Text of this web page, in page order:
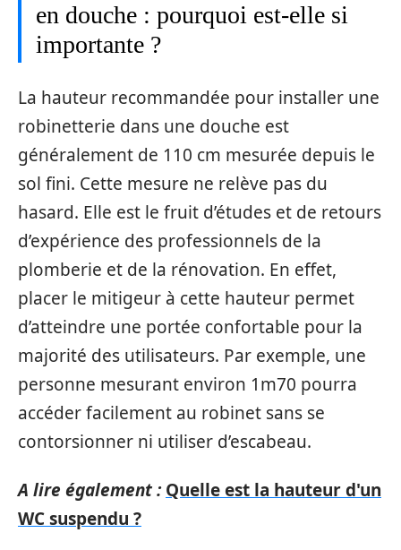
en douche : pourquoi est-elle si
importante ?
La hauteur recommandée pour installer une
robinetterie dans une douche est
généralement de 110 cm mesurée depuis le
sol fini. Cette mesure ne relève pas du
hasard. Elle est le fruit d’études et de retours
d’expérience des professionnels de la
plomberie et de la rénovation. En effet,
placer le mitigeur à cette hauteur permet
d’atteindre une portée confortable pour la
majorité des utilisateurs. Par exemple, une
personne mesurant environ 1m70 pourra
accéder facilement au robinet sans se
contorsionner ni utiliser d’escabeau.
A lire également : Quelle est la hauteur d'un
WC suspendu ?